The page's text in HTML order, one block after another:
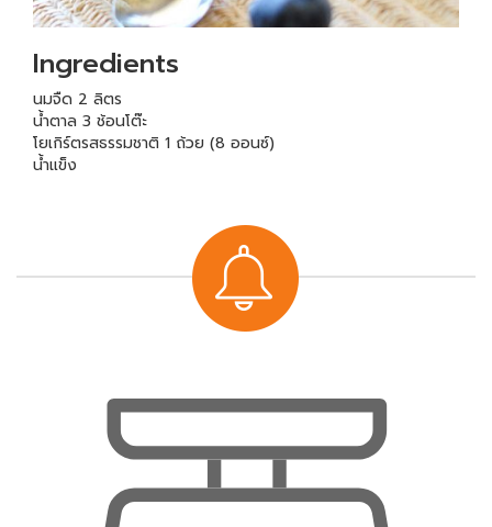
Ingredients
นมจืด 2 ลิตร
น้ำตาล 3 ช้อนโต๊ะ
โยเกิร์ตรสธรรมชาติ 1 ถ้วย (8 ออนซ์)
น้ำแข็ง